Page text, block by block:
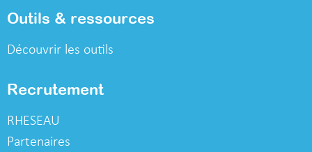
Outils & ressources
Découvrir les outils
Recrutement
RHESEAU
Partenaires